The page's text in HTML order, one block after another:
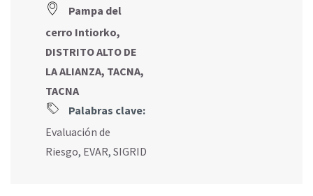
Pampa del
cerro Intiorko,
DISTRITO ALTO DE
LA ALIANZA, TACNA,
TACNA
Palabras clave:
Evaluación de
Riesgo, EVAR, SIGRID